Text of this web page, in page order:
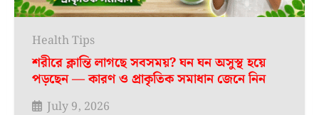
Health Tips
শরীরে ক্লান্তি লাগছে সবসময়? ঘন ঘন অসুস্থ হয়ে
পড়ছেন — কারণ ও প্রাকৃতিক সমাধান জেনে নিন
July 9, 2026